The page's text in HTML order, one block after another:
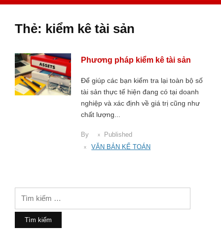
Thẻ: kiểm kê tài sản
Phương pháp kiểm kê tài sản
Để giúp các bạn kiểm tra lại toàn bộ số
tài sản thực tế hiện đang có tại doanh
nghiệp và xác định về giá trị cũng như
chất lượng...
By
Published
VĂN BẢN KẾ TOÁN
cho: